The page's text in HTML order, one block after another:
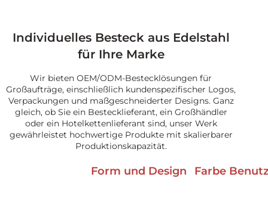
Individuelles Besteck aus Edelstahl
für Ihre Marke
Wir bieten OEM/ODM-Bestecklösungen für
Großaufträge, einschließlich kundenspezifischer Logos,
Verpackungen und maßgeschneiderter Designs. Ganz
gleich, ob Sie ein Bestecklieferant, ein Großhändler
oder ein Hotelkettenlieferant sind, unser Werk
gewährleistet hochwertige Produkte mit skalierbarer
Produktionskapazität.
Form und Design Farbe